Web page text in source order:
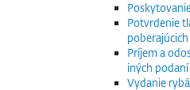
Potvrdenie
Príjem a
iných podaní
Vydanie